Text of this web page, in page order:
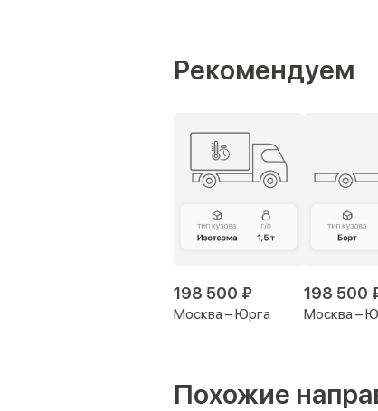
Рекомендуем
198 500 ₽
Москва – Юрга
198 500
Москва –
Похожие